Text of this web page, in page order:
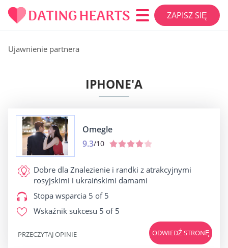
ZAPISZ SIĘ
Ujawnienie partnera
IPHONE'A
Omegle
9.3/10
Dobre dla Znalezienie i randki z atrakcyjnymi
rosyjskimi i ukraińskimi damami
Stopa wsparcia 5 of 5
Wskaźnik sukcesu 5 of 5
ODWIEDŹ STRONĘ
PRZECZYTAJ OPINIE